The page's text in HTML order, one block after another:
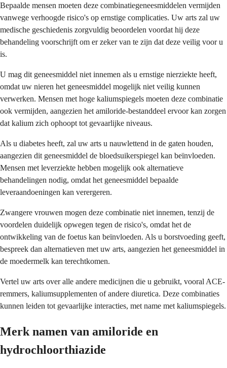
Bepaalde mensen moeten deze combinatiegeneesmiddelen vermijden
vanwege verhoogde risico's op ernstige complicaties. Uw arts zal uw
medische geschiedenis zorgvuldig beoordelen voordat hij deze
behandeling voorschrijft om er zeker van te zijn dat deze veilig voor u
is.
U mag dit geneesmiddel niet innemen als u ernstige nierziekte heeft,
omdat uw nieren het geneesmiddel mogelijk niet veilig kunnen
verwerken. Mensen met hoge kaliumspiegels moeten deze combinatie
ook vermijden, aangezien het amiloride-bestanddeel ervoor kan zorgen
dat kalium zich ophoopt tot gevaarlijke niveaus.
Als u diabetes heeft, zal uw arts u nauwlettend in de gaten houden,
aangezien dit geneesmiddel de bloedsuikerspiegel kan beïnvloeden.
Mensen met leverziekte hebben mogelijk ook alternatieve
behandelingen nodig, omdat het geneesmiddel bepaalde
leveraandoeningen kan verergeren.
Zwangere vrouwen mogen deze combinatie niet innemen, tenzij de
voordelen duidelijk opwegen tegen de risico's, omdat het de
ontwikkeling van de foetus kan beïnvloeden. Als u borstvoeding geeft,
bespreek dan alternatieven met uw arts, aangezien het geneesmiddel in
de moedermelk kan terechtkomen.
Vertel uw arts over alle andere medicijnen die u gebruikt, vooral ACE-
remmers, kaliumsupplementen of andere diuretica. Deze combinaties
kunnen leiden tot gevaarlijke interacties, met name met kaliumspiegels.
Merk namen van amiloride en
hydrochloorthiazide